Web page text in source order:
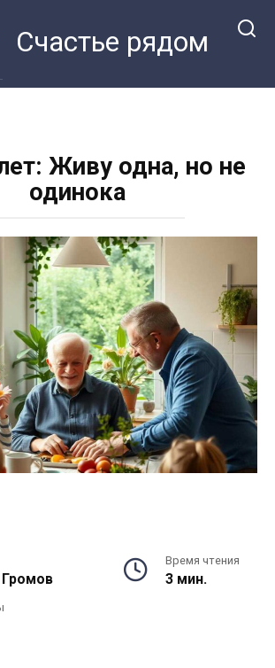
Счастье рядом
Живу одна, но не
одинока
Время чтения
3 мин.